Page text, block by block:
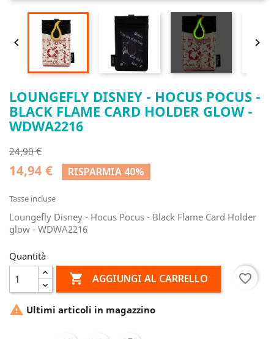
 
LOUNGEFLY DISNEY - HOCUS POCUS -
BLACK FLAME CARD HOLDER GLOW -
WDWA2216
24,90 €
14,94 € RISPARMIA 40%
Tasse incluse
Loungefly Disney - Hocus Pocus - Black Flame Card Holder
glow - WDWA2216
Quantità
 AGGIUNGI AL CARRELLO favorite_border
 Ultimi articoli in magazzino